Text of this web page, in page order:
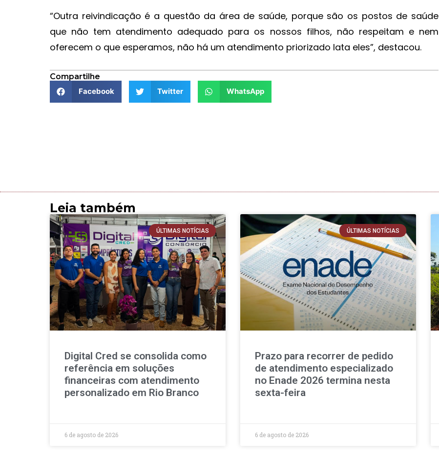
“Outra reivindicação é a questão da área de saúde, porque são os postos de saúde
que não tem atendimento adequado para os nossos filhos, não respeitam e nem
oferecem o que esperamos, não há um atendimento priorizado lata eles”, destacou.
Compartilhe
Facebook
Twitter WhatsApp
Leia também
ÚLTIMAS NOTÍCIAS
Digital Cred se consolida como
referência em soluções
financeiras com atendimento
personalizado em Rio Branco
6 de agosto de 2026
ÚLTIMAS NOTÍCIAS
Prazo para recorrer de pedido
de atendimento especializado
no Enade 2026 termina nesta
sexta-feira
6 de agosto de 2026